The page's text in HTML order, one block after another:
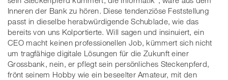
Inneren der Bank zu hören. Diese tendenziöse Feststellung
passt in dieselbe herabwürdigende Schublade, wie das
bereits von uns Kolportierte. Will sagen und insinuiert, ein
CEO macht keinen professionellen Job, kümmert sich nicht
um tragfähige digitale Lösungen für die Zukunft einer
Grossbank, nein, er pflegt sein persönliches Steckenpferd,
frönt seinem Hobby wie ein beseelter Amateur, mit den